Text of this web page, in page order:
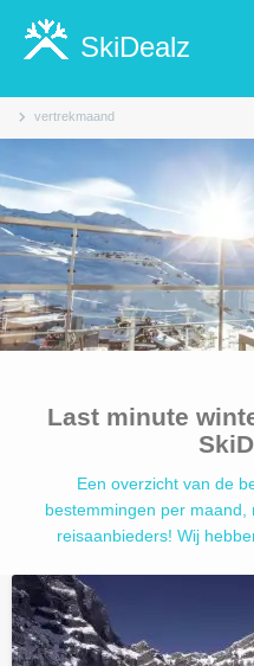
vertrekmaand
SkiDealz
Last minute
Een overzicht van de
bestemmingen per
reisaanbieders! Wij